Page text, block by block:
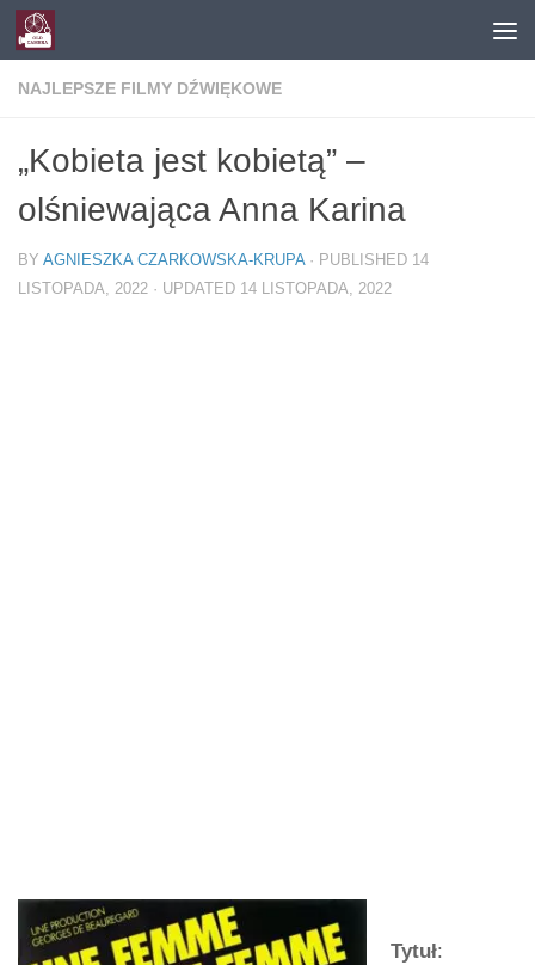
Skip to content
NAJLEPSZE FILMY DŹWIĘKOWE
„Kobieta jest kobietą” –
olśniewająca Anna Karina
BY AGNIESZKA CZARKOWSKA-KRUPA · PUBLISHED 14
LISTOPADA, 2022 · UPDATED 14 LISTOPADA, 2022
Tytuł: